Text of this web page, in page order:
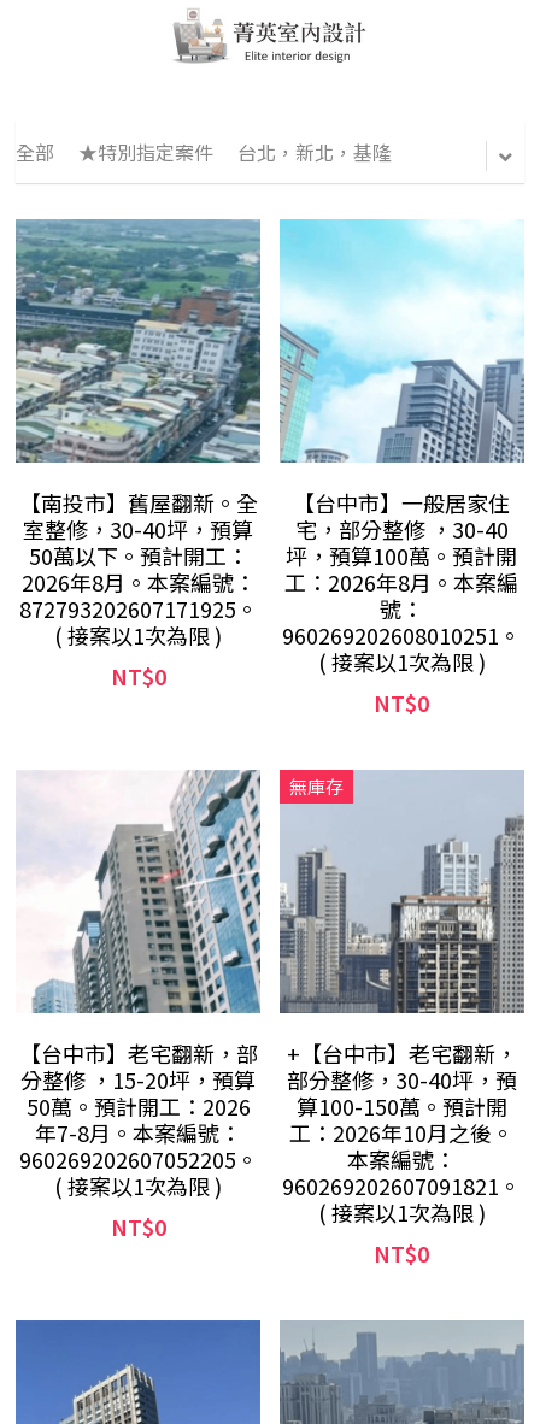
全部 ★特別指定案件 台北，新北，基隆
【南投市】舊屋翻新。全
室整修，30-40坪，預算
50萬以下。預計開工：
2026年8月。本案編號：
872793202607171925。
( 接案以1次為限 )
NT$0
【台中市】一般居家住
宅，部分整修 ，30-40
坪，預算100萬。預計開
工：2026年8月。本案編
號：
960269202608010251。
( 接案以1次為限 )
NT$0
【台中市】老宅翻新，部
分整修 ，15-20坪，預算
50萬。預計開工：2026
年7-8月。本案編號：
960269202607052205。
( 接案以1次為限 )
NT$0
無庫存
+【台中市】老宅翻新，
部分整修，30-40坪，預
算100-150萬。預計開
工：2026年10月之後。
本案編號：
960269202607091821。
( 接案以1次為限 )
NT$0